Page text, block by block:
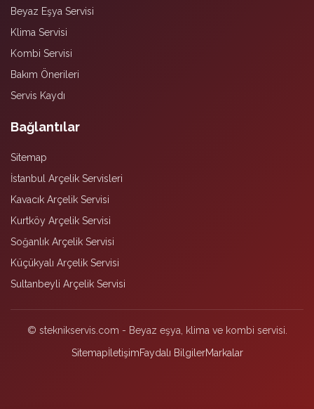
Beyaz Eşya Servisi
Klima Servisi
Kombi Servisi
Bakım Önerileri
Servis Kaydı
Bağlantılar
Sitemap
İstanbul Arçelik Servisleri
Kavacık Arçelik Servisi
Kurtköy Arçelik Servisi
Soğanlık Arçelik Servisi
Küçükyalı Arçelik Servisi
Sultanbeyli Arçelik Servisi
© steknikservis.com - Beyaz eşya, klima ve kombi servisi.
SitemapİletişimFaydalı BilgilerMarkalar